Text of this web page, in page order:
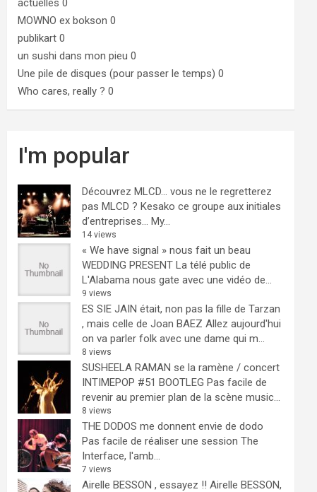
actuelles 0
MOWNO ex bokson 0
publikart 0
un sushi dans mon pieu 0
Une pile de disques (pour passer le temps) 0
Who cares, really ? 0
I'm popular
Découvrez MLCD… vous ne le regretterez
pas MLCD ? Kesako ce groupe aux initiales
d’entreprises… My...
14 views
« We have signal » nous fait un beau
WEDDING PRESENT La télé public de
L'Alabama nous gate avec une vidéo de...
9 views
ES SIE JAIN était, non pas la fille de Tarzan
, mais celle de Joan BAEZ Allez aujourd'hui
on va parler folk avec une dame qui m...
8 views
SUSHEELA RAMAN se la ramène / concert
INTIMEPOP #51 BOOTLEG Pas facile de
revenir au premier plan de la scène music...
8 views
THE DODOS me donnent envie de dodo
Pas facile de réaliser une session The
Interface, l'amb...
7 views
Airelle BESSON , essayez !! Airelle BESSON,